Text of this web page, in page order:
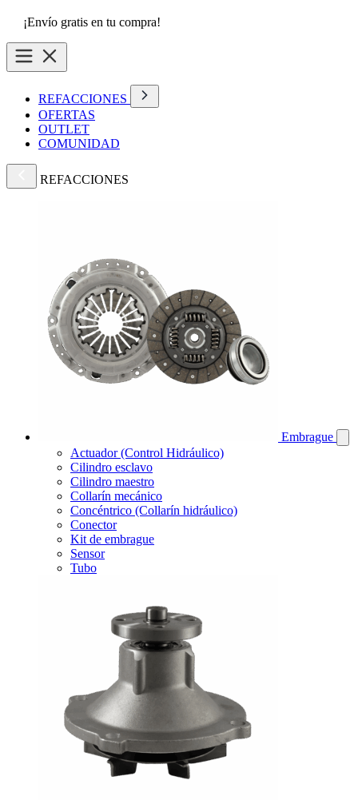
¡Envío gratis en tu compra!
REFACCIONES
OFERTAS
OUTLET
COMUNIDAD
REFACCIONES
Embrague
Actuador (Control Hidráulico)
Cilindro esclavo
Cilindro maestro
Collarín mecánico
Concéntrico (Collarín hidráulico)
Conector
Kit de embrague
Sensor
Tubo